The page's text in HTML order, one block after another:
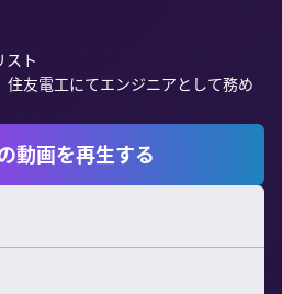
スト
友電工にてエンジニアとして務め
動画を再生する